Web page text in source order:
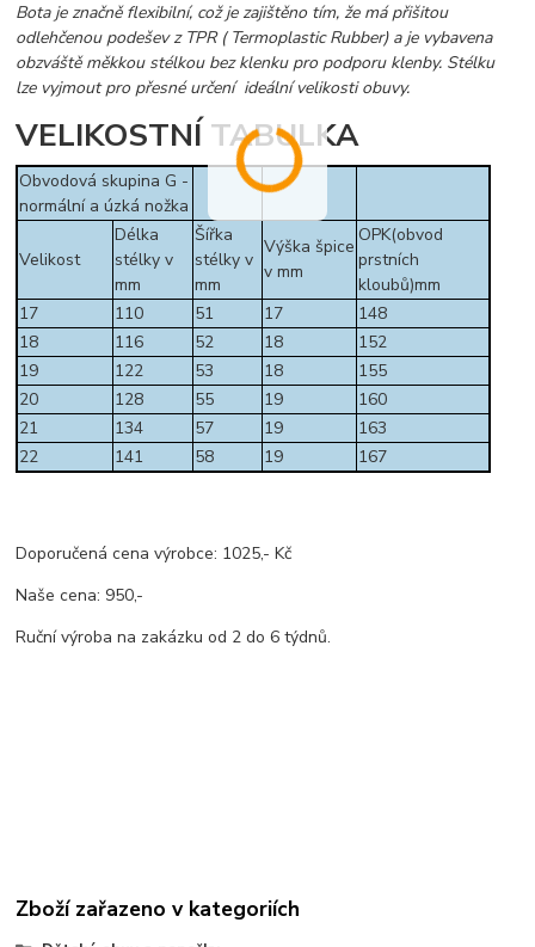
Bota je značně flexibilní, což je zajištěno tím, že má přišitou
odlehčenou podešev z TPR ( Termoplastic Rubber) a je vybavena
obzváště měkkou stélkou bez klenku pro podporu klenby. Stélku
lze vyjmout pro přesné určení ideální velikosti obuvy.
VELIKOSTNÍ TABULKA
Obvodová skupina G -
normální a úzká nožka
Velikost
Délka
stélky v
mm
Šířka
stélky v
mm
Výška špice
v mm
OPK(obvod
prstních
kloubů)mm
17
110 51 17
148
18
116 52 18
152
19
122 53 18
155
20
128 55 19
160
21
134 57 19
163
22
141 58 19 167
Doporučená cena výrobce: 1025,- Kč
Naše cena: 950,-
Ruční výroba na zakázku od 2 do 6 týdnů.
Zboží zařazeno v kategoriích